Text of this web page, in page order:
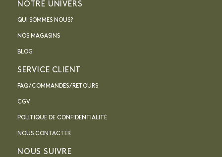
NOTRE UNIVERS
QUI SOMMES NOUS?
NOS MAGASINS
BLOG
SERVICE CLIENT
FAQ / COMMANDES / RETOURS
CGV
POLITIQUE DE CONFIDENTIALITÉ
NOUS CONTACTER
NOUS SUIVRE